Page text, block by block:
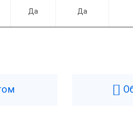
Да Да